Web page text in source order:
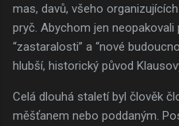
mas, davů, všeho
pryč. Abychom jen
“zastaralosti” a “nové
hlubší, historický původ
Celá dlouhá staletí byl člověk
měšťanem nebo poddaným.